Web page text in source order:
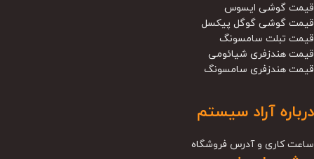
قیمت گوشی ایسوس
قیمت گوشی گوگل پیکسل
قیمت تبلت سامسونگ
قیمت هندزفری شیائومی
قیمت هندزفری سامسونگ
درباره آراد سیستم
ساعت کاری و آدرس فروشگاه